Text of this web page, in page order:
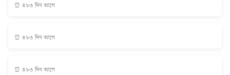
⏰ ৪৮৩ দিন আগে
⏰ ৪৮৩ দিন আগে
⏰ ৪৮৩ দিন আগে